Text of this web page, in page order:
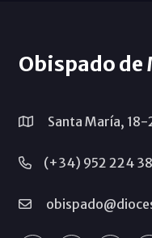
Obispado de
Santa María,
(+34) 952 224